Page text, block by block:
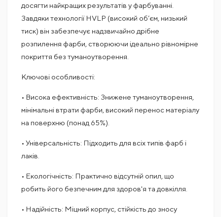
досягти найкращих результатів у фарбуванні.
Завдяки технології HVLP (високий об’єм, низький
тиск) він забезпечує надзвичайно дрібне
розпилення фарби, створюючи ідеально рівномірне
покриття без туманоутворення.
Ключові особливості:
• Висока ефективність: Знижене туманоутворення,
мінімальні втрати фарби, високий перенос матеріалу
на поверхню (понад 65%).
• Універсальність: Підходить для всіх типів фарб і
лаків.
• Екологічність: Практично відсутній опил, що
робить його безпечним для здоров'я та довкілля.
• Надійність: Міцний корпус, стійкість до зносу